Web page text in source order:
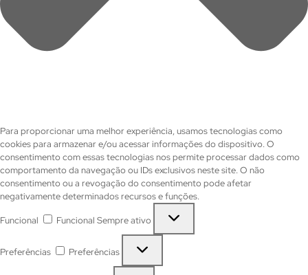
Para proporcionar uma melhor experiência, usamos tecnologias como
cookies para armazenar e/ou acessar informações do dispositivo. O
consentimento com essas tecnologias nos permite processar dados como
comportamento da navegação ou IDs exclusivos neste site. O não
consentimento ou a revogação do consentimento pode afetar
negativamente determinados recursos e funções.
Funcional Funcional Sempre ativo
Preferências Preferências